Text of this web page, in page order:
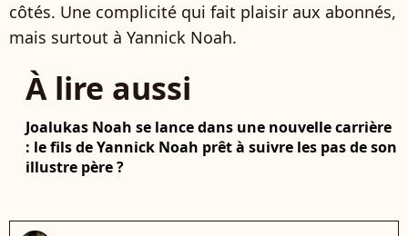
côtés. Une complicité qui fait plaisir aux abonnés,
mais surtout à Yannick Noah.
À lire aussi
Joalukas Noah se lance dans une nouvelle carrière
: le fils de Yannick Noah prêt à suivre les pas de son
illustre père ?